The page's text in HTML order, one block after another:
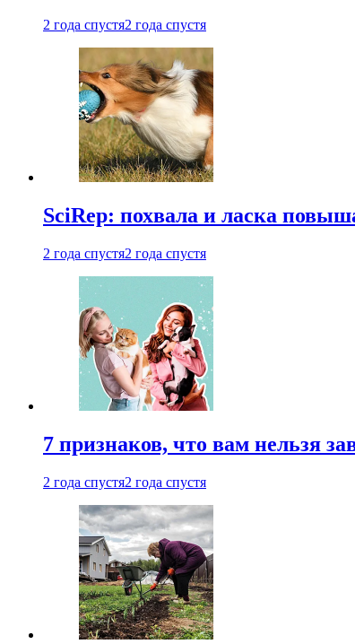
2 года спустя2 года спустя
SciRep: похвала и ласка
2 года спустя2 года спустя
7 признаков, что вам нельзя
2 года спустя2 года спустя